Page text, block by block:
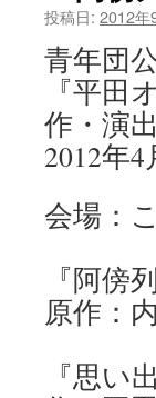
へ
ッ
投稿日: 2012年
青年団
『平田
作・演
2012年
会場：
『阿
原作：
『思